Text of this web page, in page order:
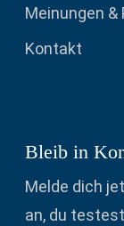
Meinungen &
Kontakt
Bleib in
Melde dich
an, du